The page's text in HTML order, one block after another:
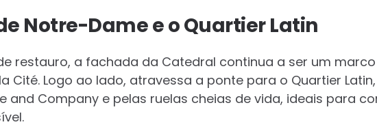
Notre-Dame e o Quartier Latin
restauro, a fachada da Catedral continua a ser um
Cité. Logo ao lado, atravessa a ponte para o Quartier
and Company e pelas ruelas cheias de vida, ideais para